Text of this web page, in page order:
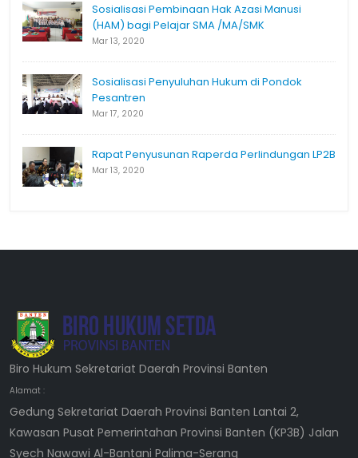
Sosialisasi Pembinaan Hak Azasi Manusi
(HAM) bagi Pelajar SMA /MA/SMK
Mar 13, 2020
Sosialisasi Penyuluhan Hukum di Pondok
Pesantren
Mar 17, 2020
Rapat Penyusunan Raperda Perlindungan LP2B
Mar 13, 2020
Biro Hukum Sekretariat Daerah Provinsi Banten
Alamat :
Gedung Sekretariat Daerah Provinsi Banten Lantai 2,
Kawasan Pusat Pemerintahan Provinsi Banten (KP3B) Jalan
Syech Nawawi Al-Bantani Palima-Serang